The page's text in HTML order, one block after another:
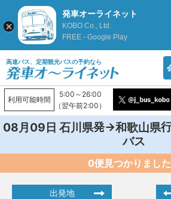
高速バス、定期観光バスの予約なら
利用可能時間
5:00～26:00
（翌午前2:00）
08月09日 石川県発→和歌山県
バス
0便見つかりました
出発地
発車オーライネット
KOBO Co., Ltd.
FREE - Google Play